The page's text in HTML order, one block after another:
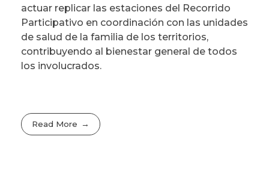
actuar replicar las estaciones del Recorrido
Participativo en coordinación con las unidades
de salud de la familia de los territorios,
contribuyendo al bienestar general de todos
los involucrados.
Read More